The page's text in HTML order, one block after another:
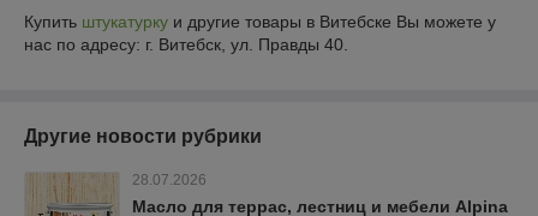
Купить штукатурку и другие товары в Витебске Вы можете у
нас по адресу: г. Витебск, ул. Правды 40.
Другие новости рубрики
28.07.2026
Масло для террас, лестниц и мебели Alpina